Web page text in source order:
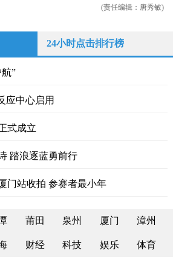
(责任编辑：唐秀敏)
24小时点击排行榜
”
应中心启用
式成立
踏浪逐蓝勇前行
门站收拍 参赛者最小年
莆田 泉州 厦门 漳州
财经 科技 娱乐 体育